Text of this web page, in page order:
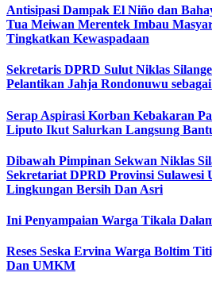
Antisipasi Dampak El Niño dan
Tua Meiwan Merentek Imbau
Tingkatkan Kewaspadaan
Sekretaris DPRD Sulut Niklas
Pelantikan Jahja Rondonuwu
Serap Aspirasi Korban Kebakaran
Liputo Ikut Salurkan Langsung
Dibawah Pimpinan Sekwan Niklas
Sekretariat DPRD Provinsi Sulawesi
Lingkungan Bersih Dan Asri
Ini Penyampaian Warga Tikala
Reses Seska Ervina Warga Boltim
Dan UMKM